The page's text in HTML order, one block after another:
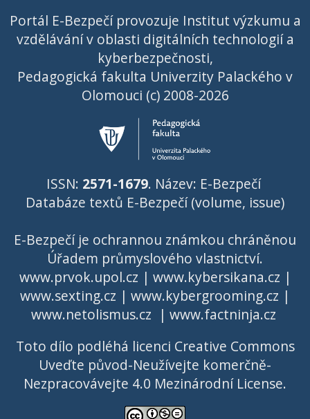
Portál E-Bezpečí provozuje Institut výzkumu a
vzdělávání v oblasti digitálních technologií a
kyberbezpečnosti,
Pedagogická fakulta Univerzity Palackého v
Olomouci (c) 2008-2026
ISSN: 2571-1679. Název: E-Bezpečí
Databáze textů E-Bezpečí (volume, issue)
E-Bezpečí je ochrannou známkou chráněnou
Úřadem průmyslového vlastnictví.
www.prvok.upol.cz | www.kybersikana.cz |
www.sexting.cz | www.kybergrooming.cz |
www.netolismus.cz | www.factninja.cz
Toto dílo podléhá licenci Creative Commons
Uveďte původ-Neužívejte komerčně-
Nezpracovávejte 4.0 Mezinárodní License.